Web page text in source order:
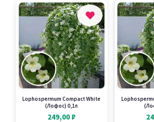
Lophospermum Compact White
(Лофос) 0,1л
249,00 ₽